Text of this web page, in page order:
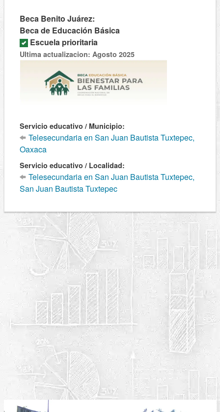
Beca Benito Juárez:
Beca de Educación Básica
Escuela prioritaria
Ultima actualizacion: Agosto 2025
Servicio educativo / Municipio:
Telesecundaria en San Juan Bautista Tuxtepec,
Oaxaca
Servicio educativo / Localidad:
Telesecundaria en San Juan Bautista Tuxtepec,
San Juan Bautista Tuxtepec